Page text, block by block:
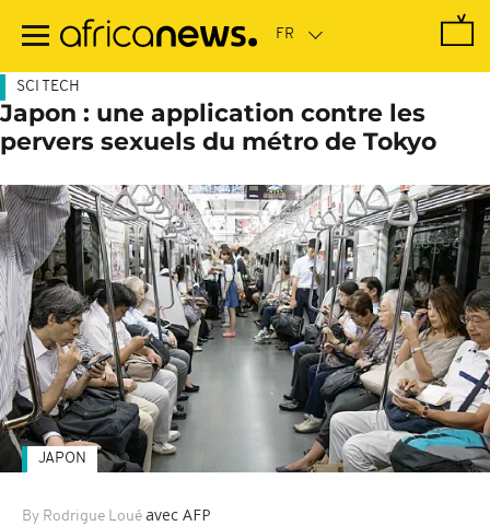
contenu
SCI TECH
Japon : une application contre les
pervers sexuels du métro de Tokyo
By Rodrigue Loué avec AFP
JAPON